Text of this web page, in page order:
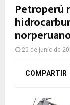
Petroperú
20 de junio de
COMPARTIR